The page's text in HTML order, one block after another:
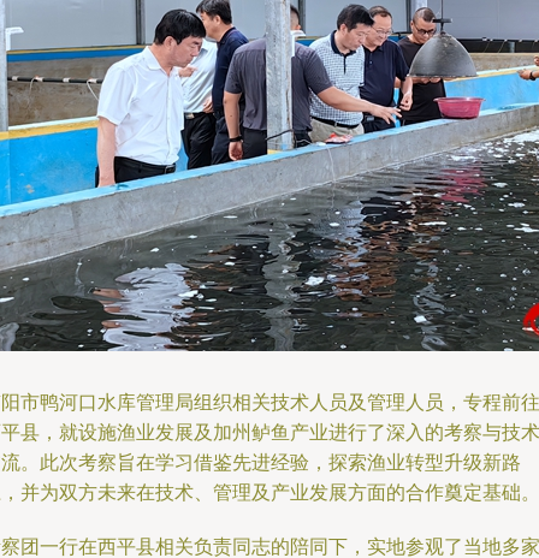
市鸭河口水库管理局组织相关技术人员及管理人员，专程前往
县，就设施渔业发展及加州鲈鱼产业进行了深入的考察与技术
。此次考察旨在学习借鉴先进经验，探索渔业转型升级新路
并为双方未来在技术、管理及产业发展方面的合作奠定基础。
团一行在西平县相关负责同志的陪同下，实地参观了当地多家